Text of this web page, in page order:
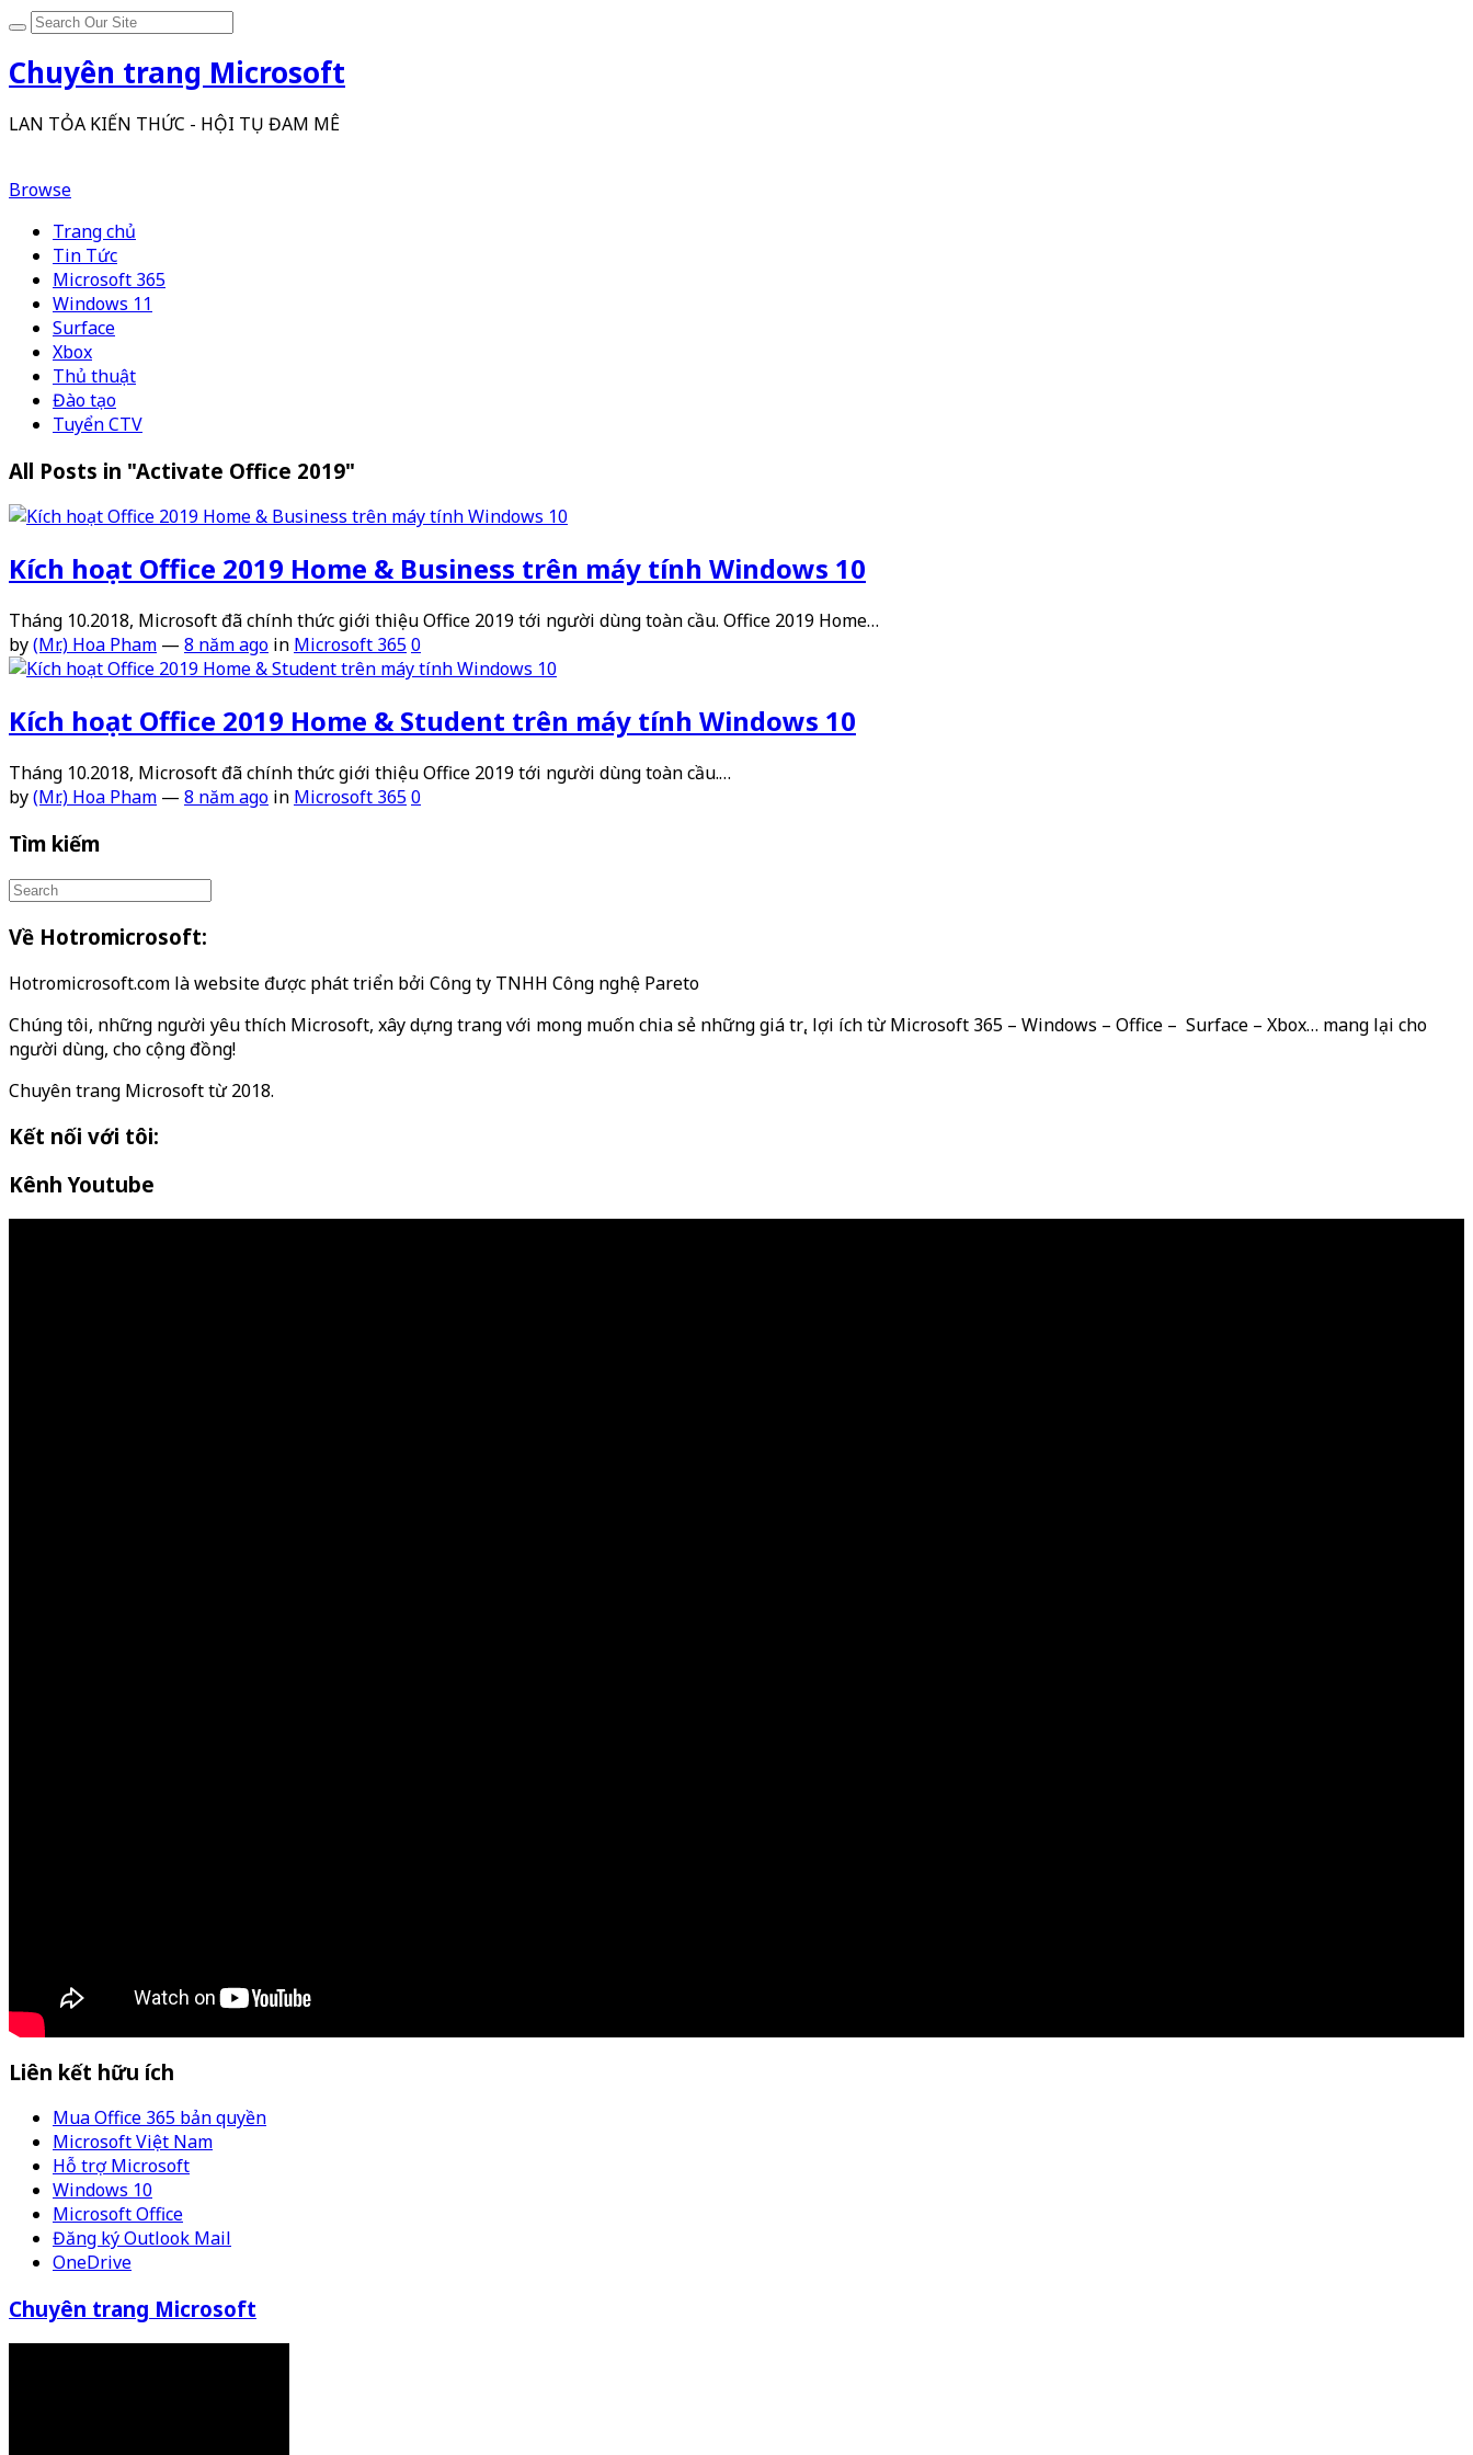
Chuyên trang Microsoft
LAN TỎA KIẾN THỨC - HỘI TỤ ĐAM MÊ
Browse
Trang chủ
Tin Tức
Microsoft 365
Windows 11
Surface
Xbox
Thủ thuật
Đào tạo
Tuyển CTV
All Posts in "Activate Office 2019"
Kích hoạt Office 2019 Home & Business trên máy tính Windows 10
Tháng 10.2018, Microsoft đã chính thức giới thiệu Office 2019 tới người dùng toàn cầu. Office 2019 Home…
by(Mr.) Hoa Pham — 8 năm ago in Microsoft 3650
Kích hoạt Office 2019 Home & Student trên máy tính Windows 10
Tháng 10.2018, Microsoft đã chính thức giới thiệu Office 2019 tới người dùng toàn cầu.…
by(Mr.) Hoa Pham — 8 năm ago in Microsoft 3650
Tìm kiếm
Về Hotromicrosoft:
Hotromicrosoft.com là website được phát triển bởi Công ty TNHH Công nghệ Pareto
Chúng tôi, những người yêu thích Microsoft, xây dựng trang với mong muốn chia sẻ những giá trị, lợi ích từ Microsoft 365 – Windows – Office – Surface – Xbox… mang lại cho
người dùng, cho cộng đồng!
Chuyên trang Microsoft từ 2018.
Kết nối với tôi:
Kênh Youtube
Liên kết hữu ích
Mua Office 365 bản quyền
Microsoft Việt Nam
Hỗ trợ Microsoft
Windows 10
Microsoft Office
Đăng ký Outlook Mail
OneDrive
Chuyên trang Microsoft